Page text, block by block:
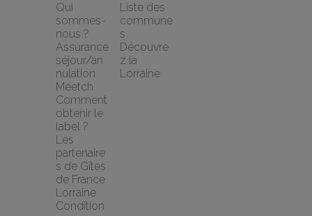
Qui
sommes-
nous ?
Assurance
séjour/an
nulation
Meetch
Comment
obtenir le
label ?
Les
partenaire
s de Gîtes
de France
Lorraine
Condition
Liste des
commune
s
Découvre
z la
Lorraine